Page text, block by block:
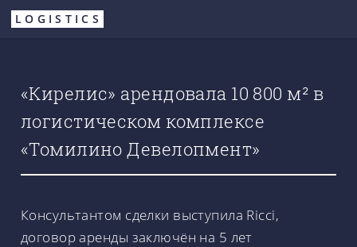
Перейти
LOGISTICS
«Кирелис» арендовала 10 800 м² в
логистическом комплексе
«Томилино Девелопмент»
Консультантом сделки выступила Ricci,
договор аренды заключён на 5 лет